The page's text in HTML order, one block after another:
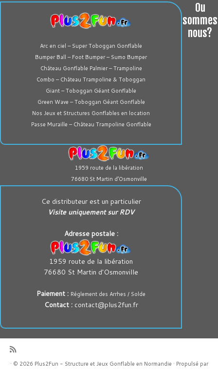
Arc en ciel – Super Toboggan Gonflable
Bumper Ball – Foot Bumper – Sumo Bumper
Château Gonflable Palmier – Trampoline
Combo – Château Trampoline & Toboggan
Giant – Toboggan Géant Gonflable
Green Wave – Toboggan Géant Gonflable
Nos Jeux et Structures Gonflables en location
Passe Muraille – Château Trampoline Gonflable
Ou
sommes
nous?
1959 route de la libération
76680 St Martin d’Osmonville
Ce distributeur est un particulier
Visite uniquement sur RDV
Adresse postale :
1959 route de la libération
76680 St Martin d'Osmonville
Paiement : Réglement des Arrhes / Solde
Contact :contact@plus2fun.fr
· © 2026 Plus2Fun - Structure et Jeux Gonflable en Normandie · Propulsé par